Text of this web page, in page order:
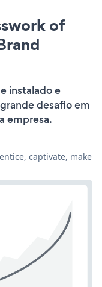
of
instalado e
desafio em
empresa.
captivate, make